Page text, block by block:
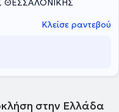
ΘΕΣΣΑΛΟΝΙΚΗΣ
Κλείσε ραντεβού
στην Ελλάδα